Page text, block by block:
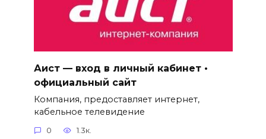
Аист — вход в личный кабинет •
официальный сайт
Компания, предоставляет интернет,
кабельное телевидение
0 1.3к.